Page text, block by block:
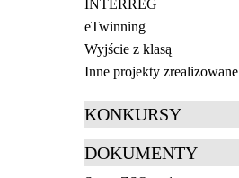
INTERREG
eTwinning
Wyjście z klasą
Inne projekty zrealizowane
KONKURSY
DOKUMENTY